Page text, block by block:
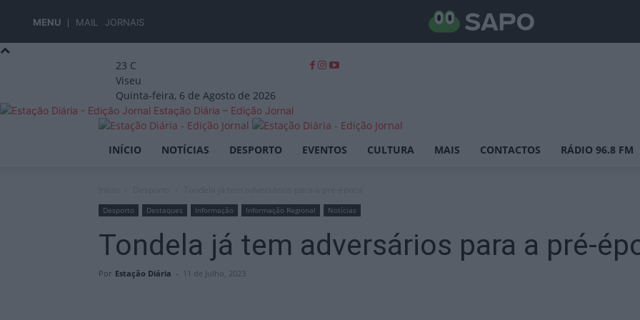
MENU MAIL JORNAIS
23 C
Viseu
Quinta-feira, 6 de Agosto de 2026
Estação Diária – Edição Jornal
INÍCIO NOTÍCIAS DESPORTO EVENTOS CULTURA MAIS CONTACTOS RÁDIO 96.8 FM
Desporto Destaques Informação Informação Regional Notícias
Tondela já tem adversários para a pré-
Por Estação Diária - 11 de Julho, 2023